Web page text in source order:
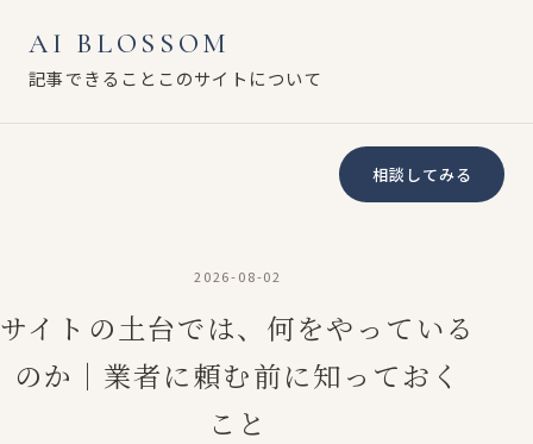
AI BLOSSOM
記事できること このサイトについて
相談してみる
2026-08-02
サイトの土台では、何をやっている
のか｜業者に頼む前に知っておく
こと